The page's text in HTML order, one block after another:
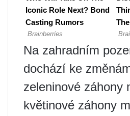
Na zahradním
dochází ke
zeleninové záhony
květinové záhony